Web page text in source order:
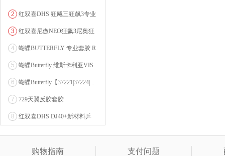
2
红双喜DHS 狂飚三狂飙3专业
3
红双喜尼傲NEO狂飙3尼奥狂
4
蝴蝶BUTTERFLY 专业套胶 R
5
蝴蝶Butterfly 维斯卡利亚VIS
6
蝴蝶Butterfly【37221|37224|...
7 729天翼反胶套胶
8
红双喜DHS DJ40+新材料乒
乓球 WTT系列...
购物指南 支付问题